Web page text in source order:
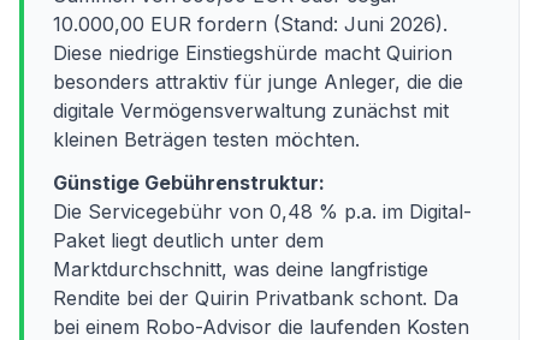
10.000,00 EUR fordern (Stand: Juni 2026).
Diese niedrige Einstiegshürde macht Quirion
besonders attraktiv für junge Anleger, die die
digitale Vermögensverwaltung zunächst mit
kleinen Beträgen testen möchten.
Günstige Gebührenstruktur:
Die Servicegebühr von 0,48 % p.a. im Digital-
Paket liegt deutlich unter dem
Marktdurchschnitt, was deine langfristige
Rendite bei der Quirin Privatbank schont. Da
bei einem Robo-Advisor die laufenden Kosten